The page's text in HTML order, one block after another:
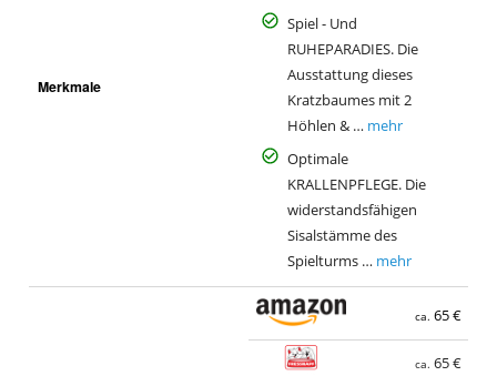
Merkmale
Spiel - Und
RUHEPARADIES. Die
Ausstattung dieses
Kratzbaumes mit 2
Höhlen & … mehr
Optimale
KRALLENPFLEGE. Die
widerstandsfähigen
Sisalstämme des
Spielturms … mehr
ca. 65 €
ca. 65 €